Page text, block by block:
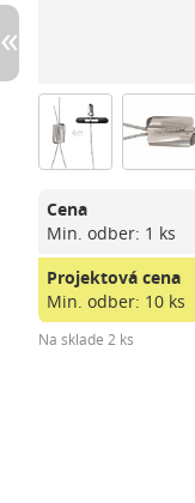
Cena
Min. odber: 1 ks
Projektová cena
Min. odber: 10 ks
Na sklade 2 ks